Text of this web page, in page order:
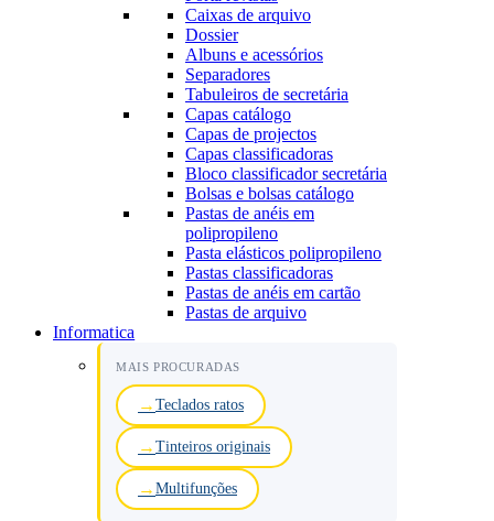
Caixas de arquivo
Dossier
Albuns e acessórios
Separadores
Tabuleiros de secretária
Capas catálogo
Capas de projectos
Capas classificadoras
Bloco classificador secretária
Bolsas e bolsas catálogo
Pastas de anéis em
polipropileno
Pasta elásticos polipropileno
Pastas classificadoras
Pastas de anéis em cartão
Pastas de arquivo
Informatica
MAIS PROCURADAS
Teclados ratos
Tinteiros originais
Multifunções